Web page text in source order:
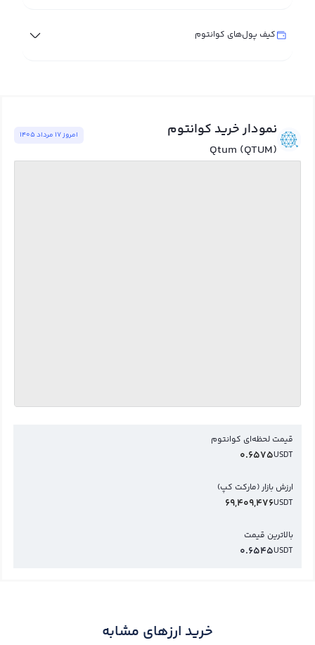
کیف پول‌های کوانتوم
نمودار خرید کوانتوم
Qtum (QTUM)
امروز ١٧ مرداد ١٤٠٥
قیمت لحظه‌ای کوانتوم
USDT
0.6575
ارزش بازار (مارکت کپ)
USDT
69,409,476
بالاترین قیمت
USDT
0.6545
خرید ارزهای مشابه